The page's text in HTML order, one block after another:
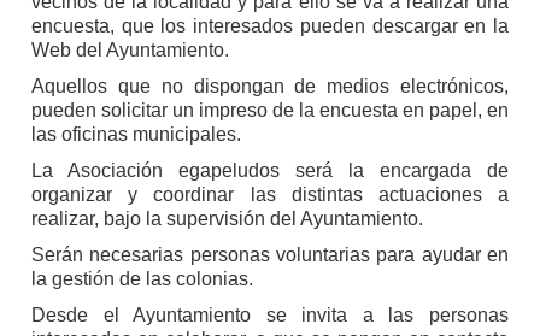
encuesta, que los interesados pueden descargar en la
Web del Ayuntamiento.
Aquellos que no dispongan de medios electrónicos,
pueden solicitar un impreso de la encuesta en papel, en
las oficinas municipales.
La Asociación egapeludos será la encargada de
organizar y coordinar las distintas actuaciones a
realizar, bajo la supervisión del Ayuntamiento.
Serán necesarias personas voluntarias para ayudar en
la gestión de las colonias.
Desde el Ayuntamiento se invita a las personas